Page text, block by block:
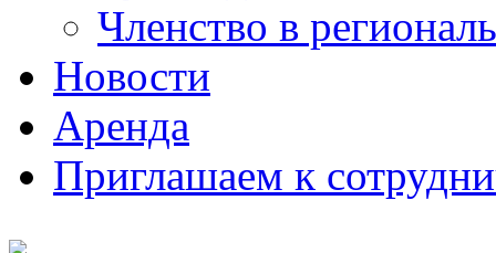
Членство в
Новости
Аренда
Приглашаем к